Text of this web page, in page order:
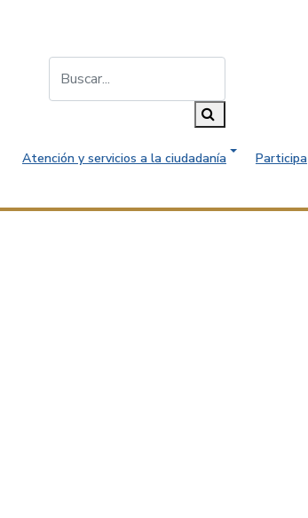
Atención y servicios a la ciudadanía Participa